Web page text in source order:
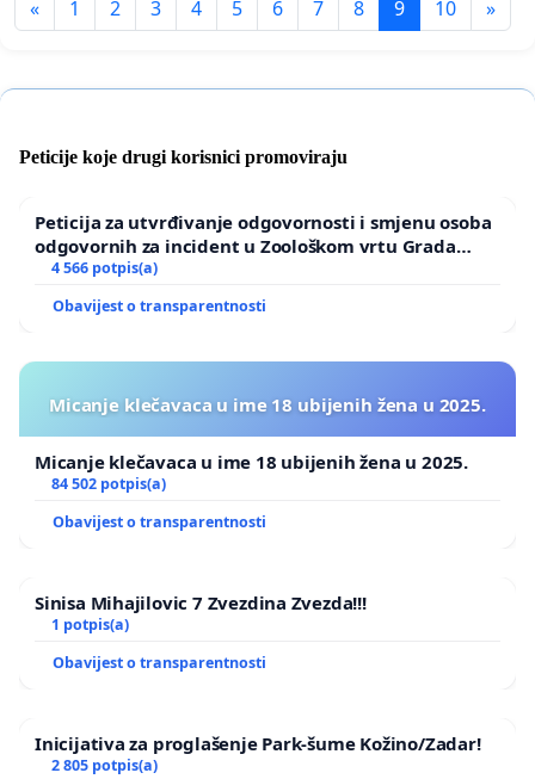
« 1 2 3 4 5 6 7 8 9 10 »
Peticije koje drugi korisnici promoviraju
Peticija za utvrđivanje odgovornosti i smjenu osoba
odgovornih za incident u Zoološkom vrtu Grada
Zagreba
4 566 potpis(a)
Obavijest o transparentnosti
Micanje klečavaca u ime 18 ubijenih žena u 2025.
Micanje klečavaca u ime 18 ubijenih žena u 2025.
84 502 potpis(a)
Obavijest o transparentnosti
Sinisa Mihajilovic 7 Zvezdina Zvezda!!!
1 potpis(a)
Obavijest o transparentnosti
Inicijativa za proglašenje Park-šume Kožino/Zadar!
2 805 potpis(a)